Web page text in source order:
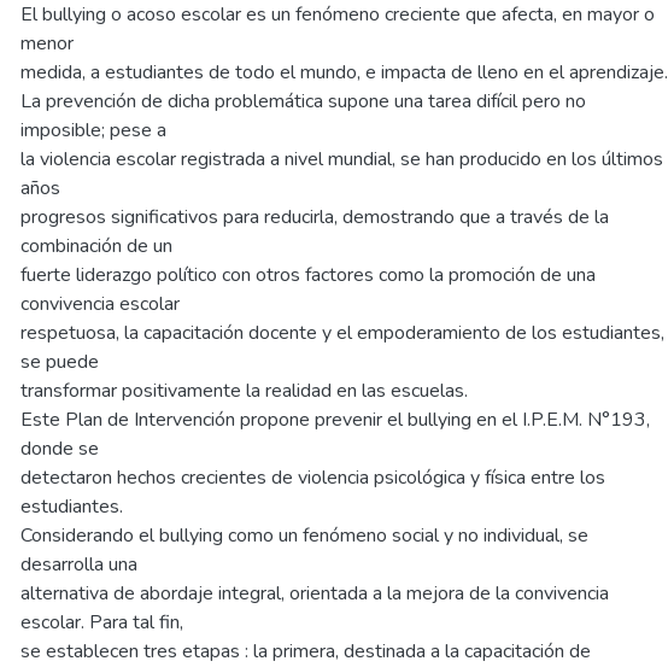
El bullying o acoso escolar es un fenómeno creciente que afecta, en mayor o
menor
medida, a estudiantes de todo el mundo, e impacta de lleno en el aprendizaje.
La prevención de dicha problemática supone una tarea difícil pero no
imposible; pese a
la violencia escolar registrada a nivel mundial, se han producido en los últimos
años
progresos significativos para reducirla, demostrando que a través de la
combinación de un
fuerte liderazgo político con otros factores como la promoción de una
convivencia escolar
respetuosa, la capacitación docente y el empoderamiento de los estudiantes,
se puede
transformar positivamente la realidad en las escuelas.
Este Plan de Intervención propone prevenir el bullying en el I.P.E.M. N°193,
donde se
detectaron hechos crecientes de violencia psicológica y física entre los
estudiantes.
Considerando el bullying como un fenómeno social y no individual, se
desarrolla una
alternativa de abordaje integral, orientada a la mejora de la convivencia
escolar. Para tal fin,
se establecen tres etapas : la primera, destinada a la capacitación de